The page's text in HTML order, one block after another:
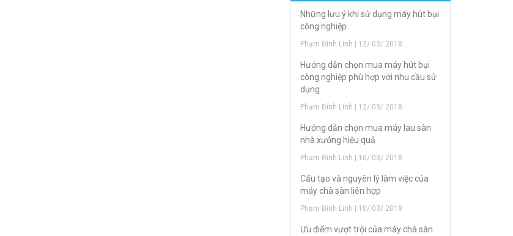
Những lưu ý khi sử dụng máy hút bụi
công nghiệp
Phạm Đình Linh | 12/ 03/ 2018
Hướng dẫn chọn mua máy hút bụi
công nghiệp phù hợp với nhu cầu sử
dụng
Phạm Đình Linh | 12/ 03/ 2018
Hướng dẫn chọn mua máy lau sàn
nhà xưởng hiệu quả
Phạm Đình Linh | 10/ 03/ 2018
Cấu tạo và nguyên lý làm việc của
máy chà sàn liên hợp
Phạm Đình Linh | 10/ 03/ 2018
Ưu điểm vượt trội của máy chà sàn